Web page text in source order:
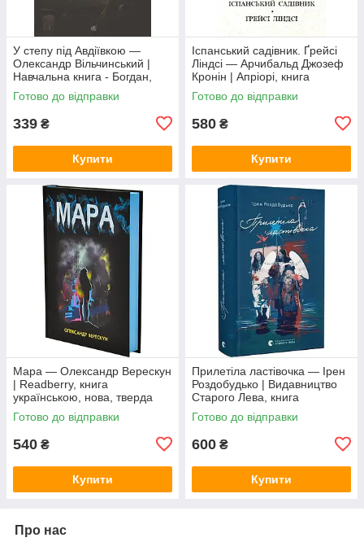
У степу під Авдіївкою —
Олександр Вільчинський |
Навчальна книга - Богдан,
книга українською, нова,
тверда
Готово до відправки
339 ₴
Купити
Іспанський садівник. Ґрейсі
Ліндсі — Арчибальд Джозеф
Кронін | Апріорі, книга
українською, нова, тверда
Готово до відправки
580 ₴
Купити
Мара — Олександр Верескун
| Readberry, книга
українською, нова, тверда
Готово до відправки
540 ₴
Купити
Прилетіла ластівочка — Ірен
Роздобудько | Видавництво
Старого Лева, книга
українською, нова, тверда
Готово до відправки
600 ₴
Купити
Про нас